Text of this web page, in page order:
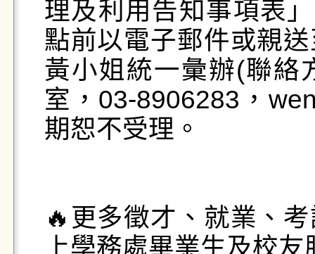
理及利用告知事項表
點前以電子郵件或親
黃小姐統一彙辦(聯絡
室，03-8906283，
期恕不受理。
🔥更多徵才、就業、